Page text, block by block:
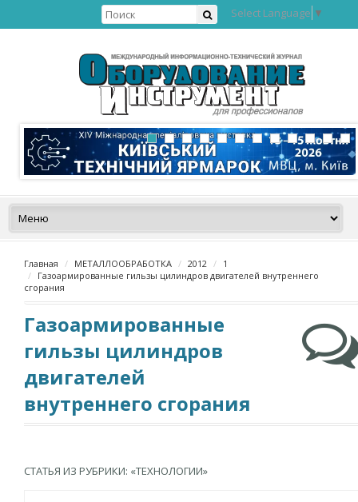
Select Language ▼
Главная МЕТАЛЛООБРАБОТКА 2012
1
Газоармированные гильзы цилиндров двигателей внутреннего
сгорания
Газоармированные
гильзы цилиндров
двигателей
внутреннего сгорания
СТАТЬЯ ИЗ РУБРИКИ: «ТЕХНОЛОГИИ»